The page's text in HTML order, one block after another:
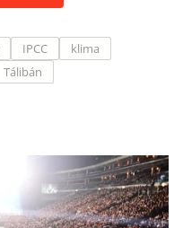
IPCC
klima
Tálibán